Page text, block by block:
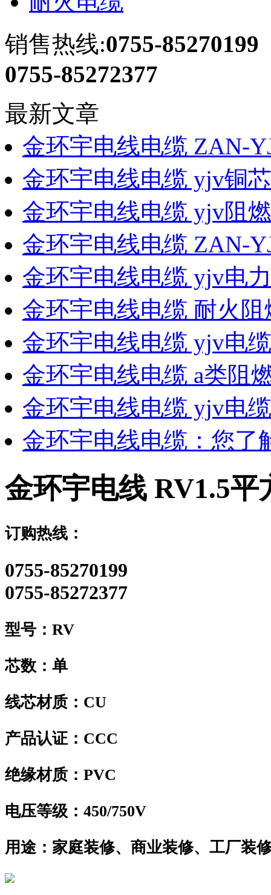
销售热线:0755-85270199
0755-85272377
最新文章
金环宇电线电缆 ZAN-
金环宇电线电缆 yjv铜
金环宇电线电缆 yjv阻
金环宇电线电缆 ZAN-
金环宇电线电缆 yjv电
金环宇电线电缆 耐火
金环宇电线电缆 yjv电
金环宇电线电缆 a类阻
金环宇电线电缆 yjv电
金环宇电线电缆：您了
金环宇电线 RV1.5
订购热线：
0755-85270199
0755-85272377
型号： RV
芯数： 单
线芯材质： CU
产品认证： CCC
绝缘材质： PVC
电压等级： 450/750V
用途： 家庭装修、商业装修、工厂装